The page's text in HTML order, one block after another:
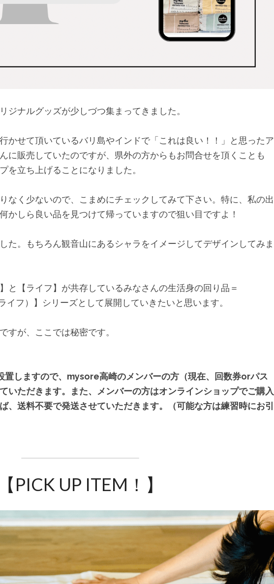
ジナルグッズが少しづつ集まってきました。
かせて頂いているバリ島やインドで「これは良い！！」と思ったア
に販売していたのですが、県外の方からもお問合せを頂くことも
を立ち上げることになりました。
なく少ないので、こまめにチェックしてみて下さい。特に、私の出
かしら良い品を見つけて帰っていますので狙い目ですよ！
た。もちろん観音山にあるシャラをイメージしてデザインしてみま
と【ライフ】が共存しているみなさんの生活身の回り品＝
イフ）】シリーズとして展開していきたいと思います。
すが、ここでは秘密です。
しますので、mysore高崎のメンバーの方（現在、回数券orパス
いただきます。また、メンバーの方はオンラインショップでご購入
、送料不要で発送させていただきます。（可能な方は練習時にお引
【PICK UP ITEM！】